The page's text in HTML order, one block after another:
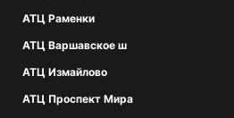
АТЦ Раменки
АТЦ Варшавское ш
АТЦ Измайлово
АТЦ Проспект Мира